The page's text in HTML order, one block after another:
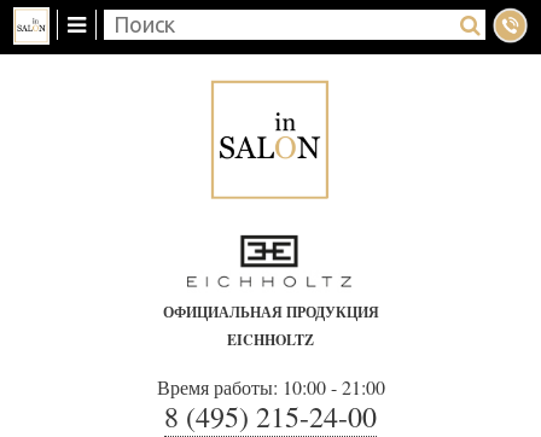
ОФИЦИАЛЬНАЯ ПРОДУКЦИЯ
EICHHOLTZ
Время работы: 10:00 - 21:00
8 (495) 215-24-00